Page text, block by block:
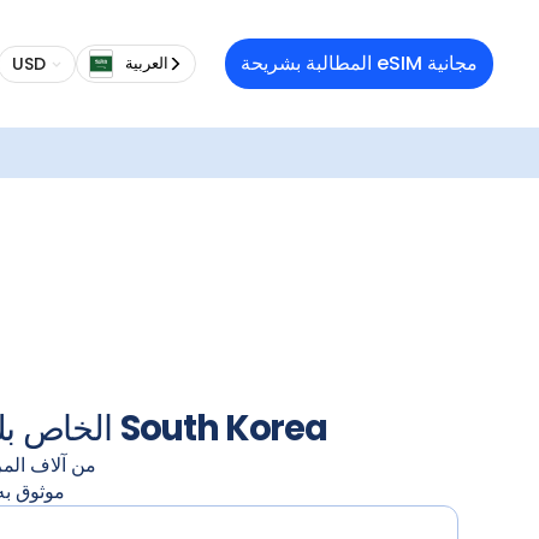
تنوع
USD العربية‏ المطالبة بشريحة eSIM مجانية
South Korea
من آلاف
موثوق به